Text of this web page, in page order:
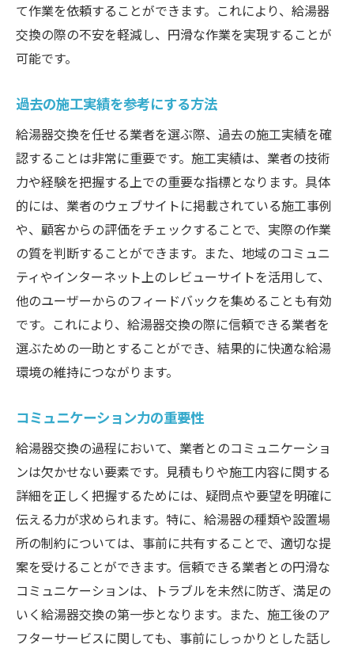
て作業を依頼することができます。これにより、給湯器
交換の際の不安を軽減し、円滑な作業を実現することが
可能です。
過去の施工実績を参考にする方法
給湯器交換を任せる業者を選ぶ際、過去の施工実績を確
認することは非常に重要です。施工実績は、業者の技術
力や経験を把握する上での重要な指標となります。具体
的には、業者のウェブサイトに掲載されている施工事例
や、顧客からの評価をチェックすることで、実際の作業
の質を判断することができます。また、地域のコミュニ
ティやインターネット上のレビューサイトを活用して、
他のユーザーからのフィードバックを集めることも有効
です。これにより、給湯器交換の際に信頼できる業者を
選ぶための一助とすることができ、結果的に快適な給湯
環境の維持につながります。
コミュニケーション力の重要性
給湯器交換の過程において、業者とのコミュニケーショ
ンは欠かせない要素です。見積もりや施工内容に関する
詳細を正しく把握するためには、疑問点や要望を明確に
伝える力が求められます。特に、給湯器の種類や設置場
所の制約については、事前に共有することで、適切な提
案を受けることができます。信頼できる業者との円滑な
コミュニケーションは、トラブルを未然に防ぎ、満足の
いく給湯器交換の第一歩となります。また、施工後のア
フターサービスに関しても、事前にしっかりとした話し